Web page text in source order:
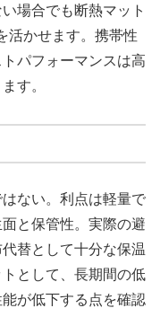
場合でも断熱マット
活かせます。携帯性
パフォーマンスは高
す。
ない。利点は軽量で
と保管性。実際の避
替として十分な保温
として、長期間の低
が低下する点を確認